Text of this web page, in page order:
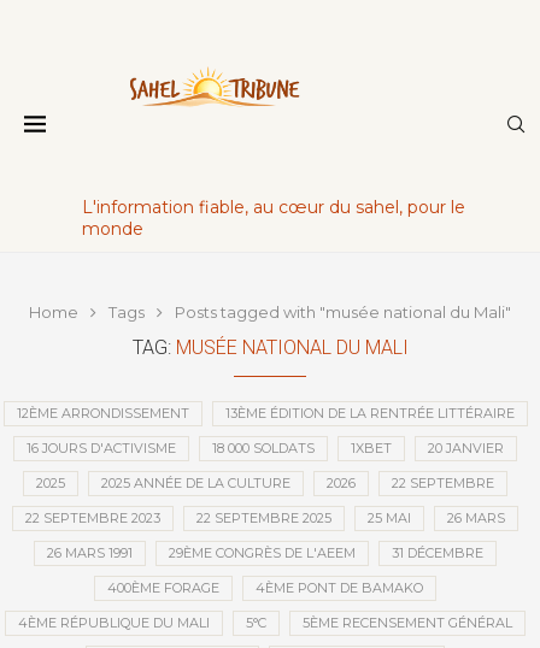
L'information fiable, au cœur du sahel, pour le
monde
Home Tags Posts tagged with "musée national du Mali"
TAG: MUSÉE NATIONAL DU MALI
12ÈME ARRONDISSEMENT 13ÈME ÉDITION DE LA RENTRÉE LITTÉRAIRE
16 JOURS D'ACTIVISME 18 000 SOLDATS 1XBET 20 JANVIER
2025 2025 ANNÉE DE LA CULTURE 2026 22 SEPTEMBRE
22 SEPTEMBRE 2023 22 SEPTEMBRE 2025 25 MAI 26 MARS
26 MARS 1991 29ÈME CONGRÈS DE L'AEEM 31 DÉCEMBRE
400ÈME FORAGE 4ÈME PONT DE BAMAKO
4ÈME RÉPUBLIQUE DU MALI 5°C 5ÈME RECENSEMENT GÉNÉRAL